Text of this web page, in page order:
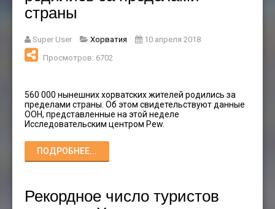
страны
Super User Хорватия
10 апреля 2018
Просмотров: 6702
560 000 нынешних хорватских жителей родились за
пределами страны. Об этом свидетельствуют данные
ООН, представленные на этой неделе
Исследовательским центром Pew.
ПОДРОБНЕЕ...
Рекордное число туристов